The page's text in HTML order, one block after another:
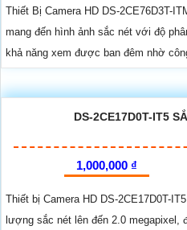
Thiết Bị Camera HD DS-2CE76D3T-
mang đến hình ảnh sắc nét với độ
khả năng xem được ban đêm nhờ
DS-2CE17D0T-IT5
1,000,000 ₫
Thiết bị Camera HD DS-2CE17D0T-
lượng sắc nét lên đến 2.0 megapixel,